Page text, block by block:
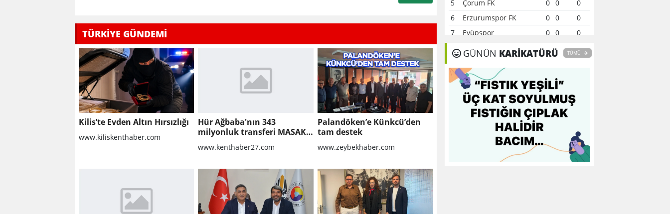
TÜRKİYE GÜNDEMİ
Kilis’te Evden Altın Hırsızlığı
www.kiliskenthaber.com
Hür Ağbaba'nın 343
milyonluk transferi MASAK
raporunda! Veli Ağbaba'ya
milyonlar gitmiş
www.kenthaber27.com
Palandöken’e Künkcü’den
tam destek
www.zeybekhaber.com
5
Çorum FK 0 0
0
6
Erzurumspor FK 0 0
0
7
Eyüpspor 0 0
0
8
Fenerbahçe 0
0
10 Gaziantep FK 0 0
Gençlerbirliği 0 0
Göztepe 0 0
Başakşehir FK
Kasımpaşa
0
0
0
GÜNÜN KARİKATÜRÜ TÜMÜ